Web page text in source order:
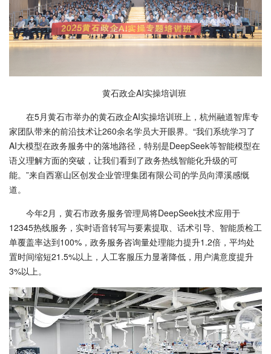
黄石政企AI实操培训班
在5月黄石市举办的黄石政企AI实操培训班上，杭州融道智库专
家团队带来的前沿技术让260余名学员大开眼界。“我们系统学习了
AI大模型在政务服务中的落地路径，特别是DeepSeek等智能模型在
语义理解方面的突破，让我们看到了政务热线智能化升级的可
能。”来自西塞山区创发企业管理集团有限公司的学员向潭溪感慨
道。
今年2月，黄石市政务服务管理局将DeepSeek技术应用于
12345热线服务，实时语音转写与要素提取、话术引导、智能质检工
单覆盖率达到100%，政务服务咨询量处理能力提升1.2倍，平均处
置时间缩短21.5%以上，人工客服压力显著降低，用户满意度提升
3%以上。